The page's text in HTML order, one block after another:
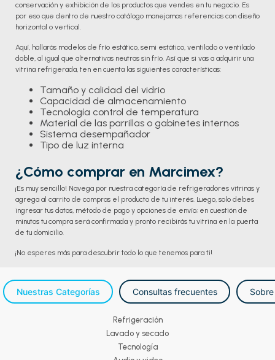
conservación y exhibición de los productos que vendes en tu negocio. Es
por eso que dentro de nuestro catálogo manejamos referencias con diseño
horizontal o vertical.
Aquí, hallarás modelos de frío estático, semi estático, ventilado o ventilado
doble, al igual que alternativas neutras sin frío. Así que si vas a adquirir una
vitrina refrigerada, ten en cuenta las siguientes características:
Tamaño y calidad del vidrio
Capacidad de almacenamiento
Tecnología control de temperatura
Material de las parrillas o gabinetes internos
Sistema desempañador
Tipo de luz interna
¿Cómo comprar en Marcimex?
¡Es muy sencillo! Navega por nuestra categoría de refrigeradores vitrinas y
agrega al carrito de compras el producto de tu interés. Luego, solo debes
ingresar tus datos, método de pago y opciones de envío; en cuestión de
minutos tu compra será confirmada y pronto recibirás tu vitrina en la puerta
de tu domicilio.
¡No esperes más para descubrir todo lo que tenemos para ti!
Nuestras Categorías Consultas frecuentes
Refrigeración
Lavado y secado
Tecnología